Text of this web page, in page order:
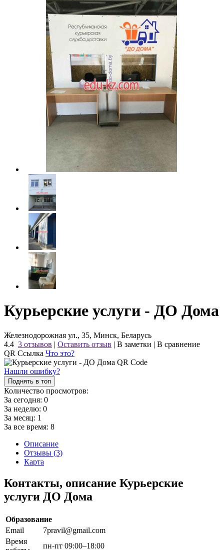
Курьерские услуги - ДО Дома
Железнодорожная ул., 35, Минск, Беларусь
4.4 3 отзывов | Оставить отзыв | В заметки | В сравнение
QR Ссылка Что это?
Нашли ошибку?
Поднять в топ
Количество просмотров:
За сегодня: 0
За неделю: 0
За месяц: 1
За все время: 8
Описание
Отзывы (3)
Карта
Контакты, описание Курьерские
услуги ДО Дома
Образование
Email
7pravil@gmail.com
Время
пн-пт 09:00–18:00